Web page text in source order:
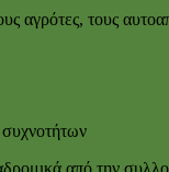
αγρότες, τους
συχνοτήτων